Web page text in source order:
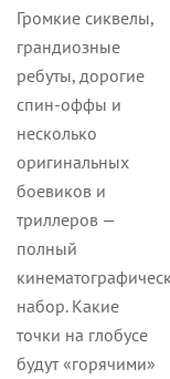
Громкие сиквелы,
грандиозные
ребуты, дорогие
спин-оффы и
несколько
оригинальных
боевиков и
триллеров —
полный
набор. Какие
точки на глобусе
будут «горячими»